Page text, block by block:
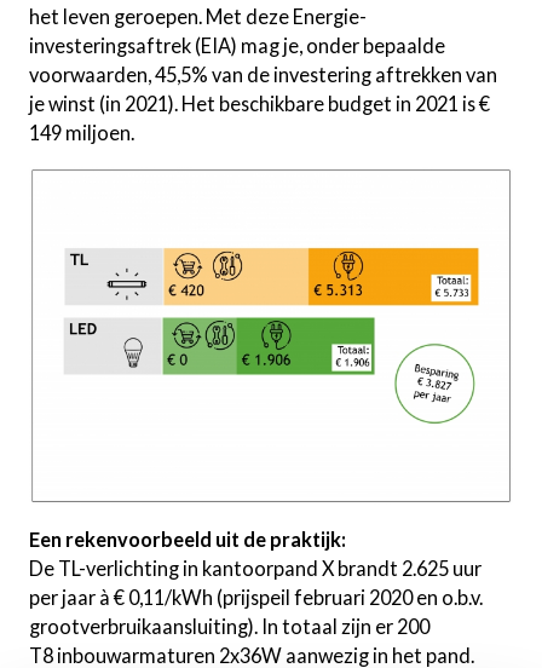
het leven geroepen. Met deze Energie-
investeringsaftrek (EIA) mag je, onder bepaalde
voorwaarden, 45,5% van de investering aftrekken van
je winst (in 2021). Het beschikbare budget in 2021 is €
149 miljoen.
Een rekenvoorbeeld uit de praktijk:
De TL-verlichting in kantoorpand X brandt 2.625 uur
per jaar à € 0,11/kWh (prijspeil februari 2020 en o.b.v.
grootverbruikaansluiting). In totaal zijn er 200
T8 inbouwarmaturen 2x36W aanwezig in het pand.